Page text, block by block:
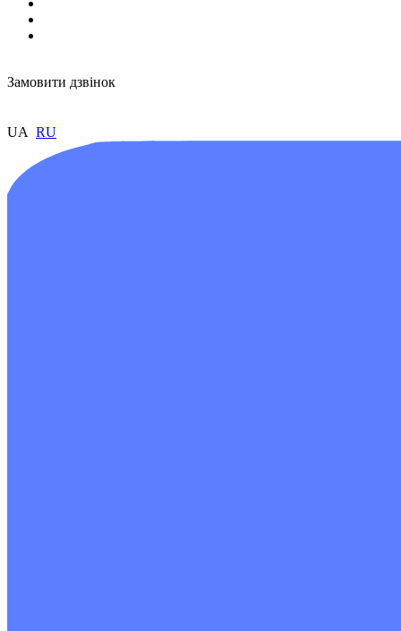
Замовити дзвінок
UA RU